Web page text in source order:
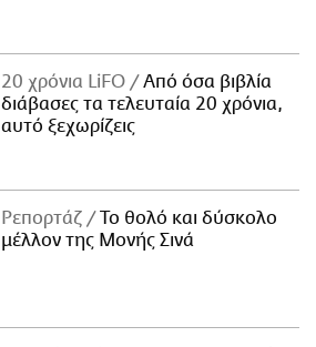
20 χρόνια LiFO
Από όσα βιβλία
διάβασες τα τελευταία 20 χρόνια,
αυτό ξεχωρίζεις
Ρεπορτάζ
Το θολό και δύσκολο
μέλλον της Μονής Σινά